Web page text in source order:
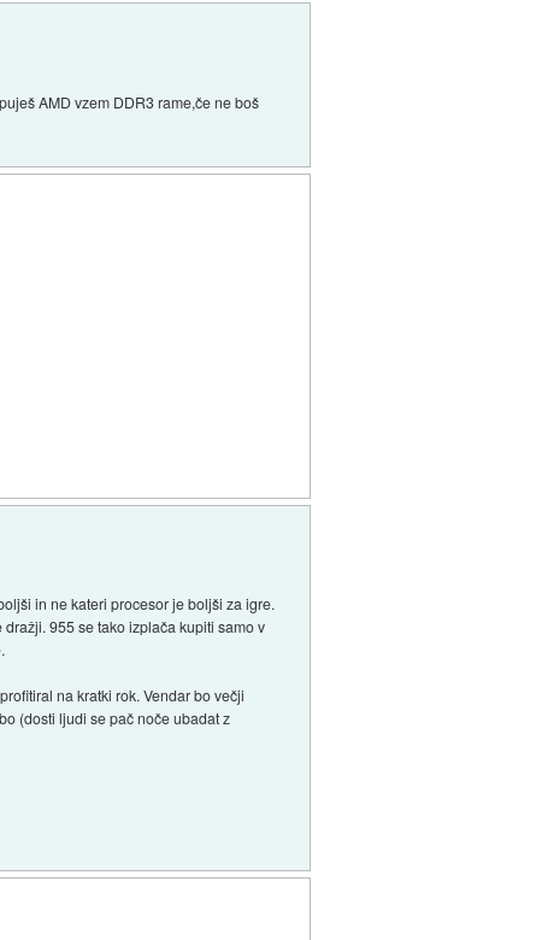
AMD vzem DDR3 rame,če ne boš
in ne kateri procesor je boljši za igre.
955 se tako izplača kupiti samo v
na kratki rok. Vendar bo večji
(dosti ljudi se pač noče ubadat z